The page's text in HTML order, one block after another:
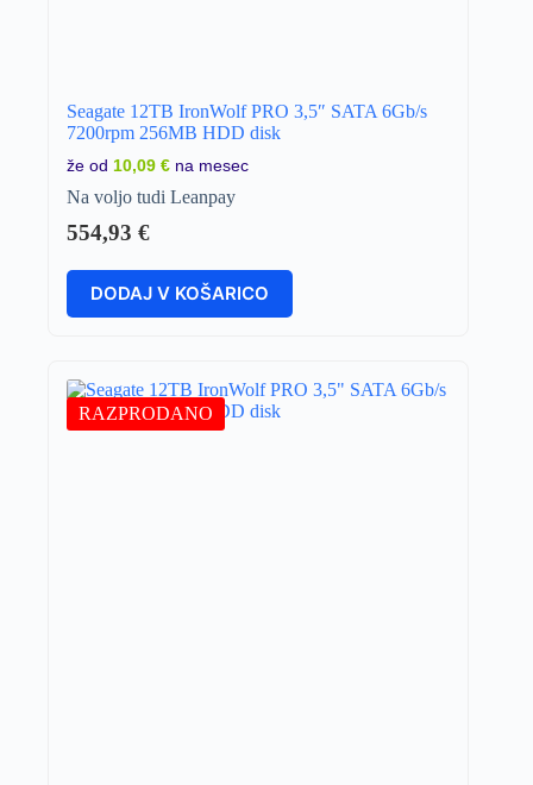
Seagate 12TB IronWolf PRO 3,5″ SATA 6Gb/s
7200rpm 256MB HDD disk
že od 10,09 € na mesec
Na voljo tudi Leanpay
554,93 €
DODAJ V KOŠARICO
RAZPRODANO